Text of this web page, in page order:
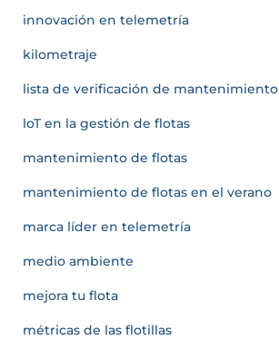
innovación en telemetría
kilometraje
lista de verificación de mantenimiento
loT en la gestión de flotas
mantenimiento de flotas
mantenimiento de flotas en el verano
marca líder en telemetría
medio ambiente
mejora tu flota
métricas de las flotillas